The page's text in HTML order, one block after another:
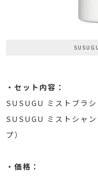
・セット内容：
SUSUGU ミストブラシ
SUSUGU ミストシャ
プ）
・価格：